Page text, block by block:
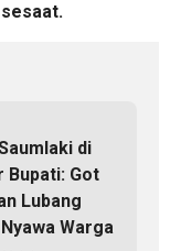
di
Bupati: Got
Lubang
Warga